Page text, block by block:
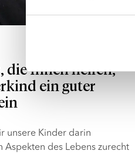
4 Min. Lesezeit
die Ihnen helfen,
ein guter
unsere Kinder darin
Aspekten des Lebens zurecht